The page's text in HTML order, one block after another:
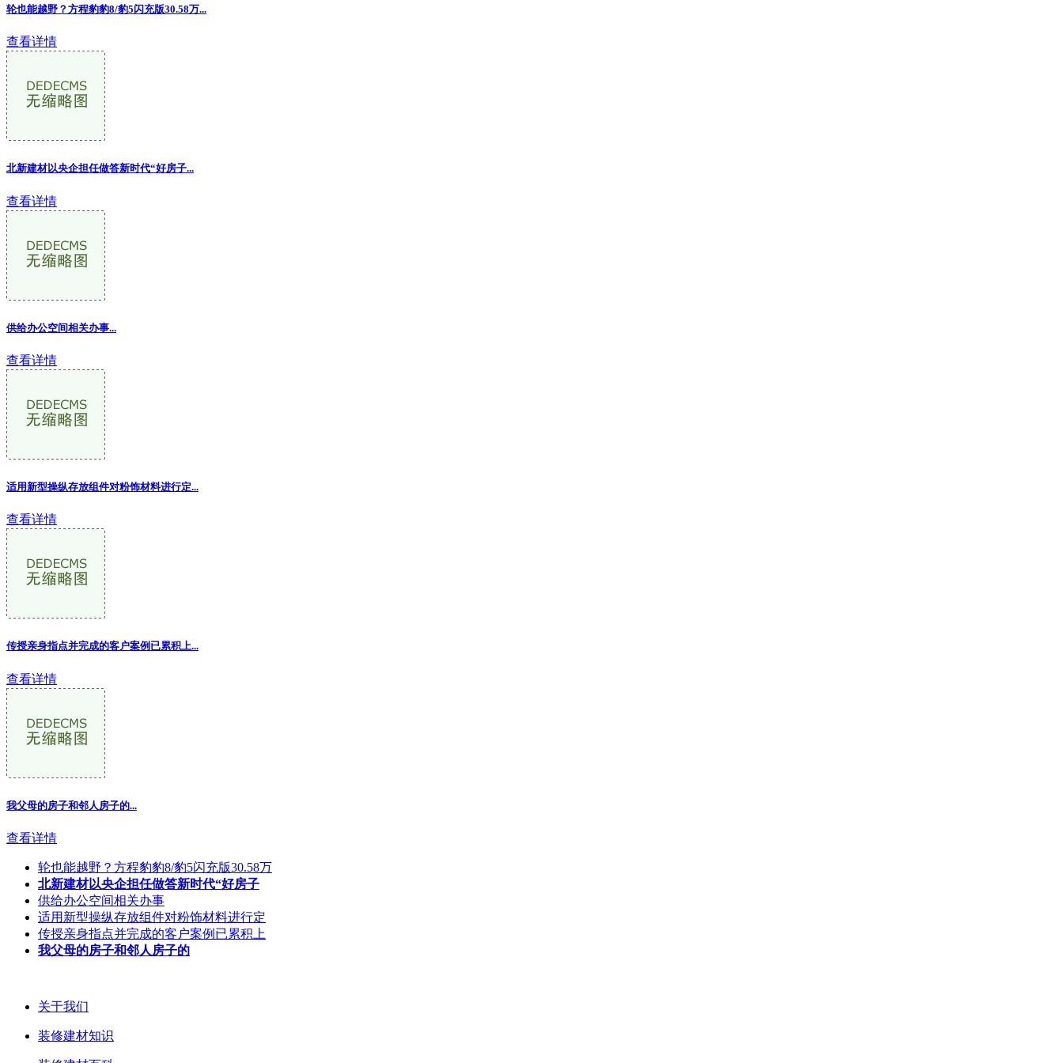
轮也能越野？方程豹豹8/豹5闪充版30.58万...
查看详情
北新建材以央企担任做答新时代“好房子...
查看详情
供给办公空间相关办事...
查看详情
适用新型操纵存放组件对粉饰材料进行定...
查看详情
传授亲身指点并完成的客户案例已累积上...
查看详情
我父母的房子和邻人房子的...
查看详情
轮也能越野？方程豹豹8/豹5闪充版30.58万
北新建材以央企担任做答新时代“好房子
供给办公空间相关办事
适用新型操纵存放组件对粉饰材料进行定
传授亲身指点并完成的客户案例已累积上
我父母的房子和邻人房子的
关于我们
装修建材知识